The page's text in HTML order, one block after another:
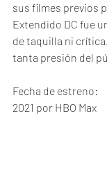
sus filmes previos
Extendido DC fue
de taquilla ni
tanta presión del
Fecha de estreno:
2021 por HBO Max